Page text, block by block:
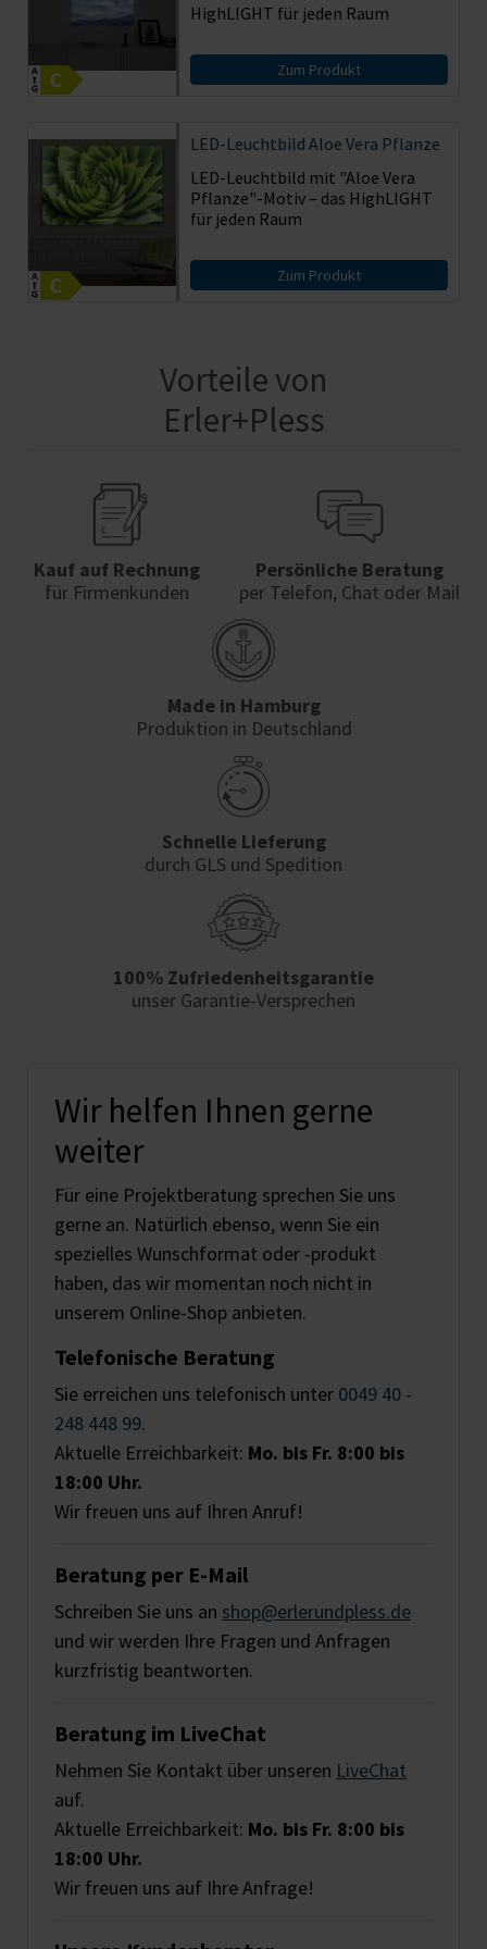
HighLIGHT für jeden Raum
Zum Produkt
LED-Leuchtbild Aloe Vera Pflanze
LED-Leuchtbild mit "Aloe Vera
Pflanze"-Motiv – das HighLIGHT
für jeden Raum
Zum Produkt
Vorteile von
Erler+Pless
Kauf auf Rechnung
für Firmenkunden
Persönliche Beratung
per Telefon, Chat oder Mail
Made in Hamburg
Produktion in Deutschland
Schnelle Lieferung
durch GLS und Spedition
100% Zufriedenheits­garantie
unser Garantie-Versprechen
Wir helfen Ihnen gerne
weiter
Für eine Projektberatung sprechen Sie uns
gerne an. Natürlich ebenso, wenn Sie ein
spezielles Wunschformat oder -produkt
haben, das wir momentan noch nicht in
unserem Online-Shop anbieten.
Telefonische Beratung
Sie erreichen uns telefonisch unter 0049 40 -
248 448 99.
Aktuelle Erreichbarkeit: Mo. bis Fr. 8:00 bis
18:00 Uhr.
Wir freuen uns auf Ihren Anruf!
Beratung per E-Mail
Schreiben Sie uns an shop@erlerundpless.de
und wir werden Ihre Fragen und Anfragen
kurzfristig beantworten.
Beratung im LiveChat
Nehmen Sie Kontakt über unseren LiveChat
auf.
Aktuelle Erreichbarkeit: Mo. bis Fr. 8:00 bis
18:00 Uhr.
Wir freuen uns auf Ihre Anfrage!